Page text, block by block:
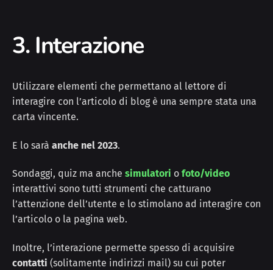
3. Interazione
Utilizzare elementi che permettano al lettore di
interagire con l’articolo di blog è una sempre stata una
carta vincente.
E lo sarà anche nel 2023.
Sondaggi, quiz ma anche simulatori o foto/video
interattivi sono tutti strumenti che catturano
l’attenzione dell’utente e lo stimolano ad interagire con
l’articolo o la pagina web.
Inoltre, l’interazione permette spesso di acquisire
contatti (solitamente indirizzi mail) su cui poter